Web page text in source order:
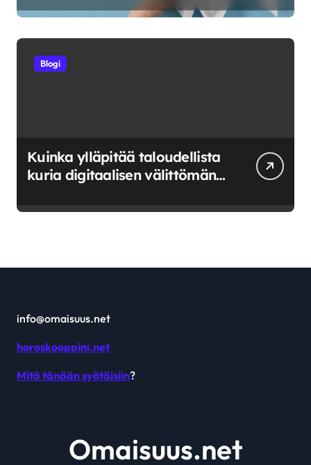
Blogi
Kuinka ylläpitää taloudellista
kuria digitaalisen välittömän
info@omaisuus.net
horoskooppini.net
Mitä tänään syötäisiin?
Omaisuus.net